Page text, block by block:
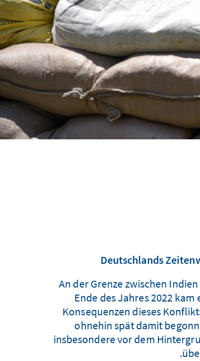
Deutschlands
An der Grenze zwischen
Ende des Jahres 2022
Konsequenzen dieses
ohnehin spät damit
insbesondere vor dem